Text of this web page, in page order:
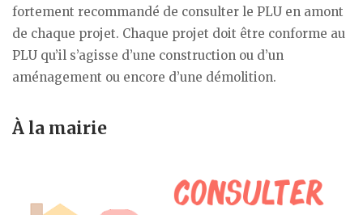
fortement recommandé de consulter le PLU en amont
de chaque projet. Chaque projet doit être conforme au
PLU qu’il s’agisse d’une construction ou d’un
aménagement ou encore d’une démolition.
À la mairie